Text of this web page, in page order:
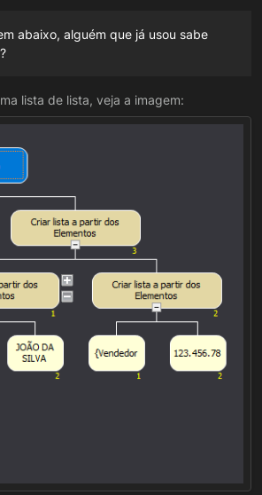
abaixo, alguém que já usou sabe
lista de lista, veja a imagem: